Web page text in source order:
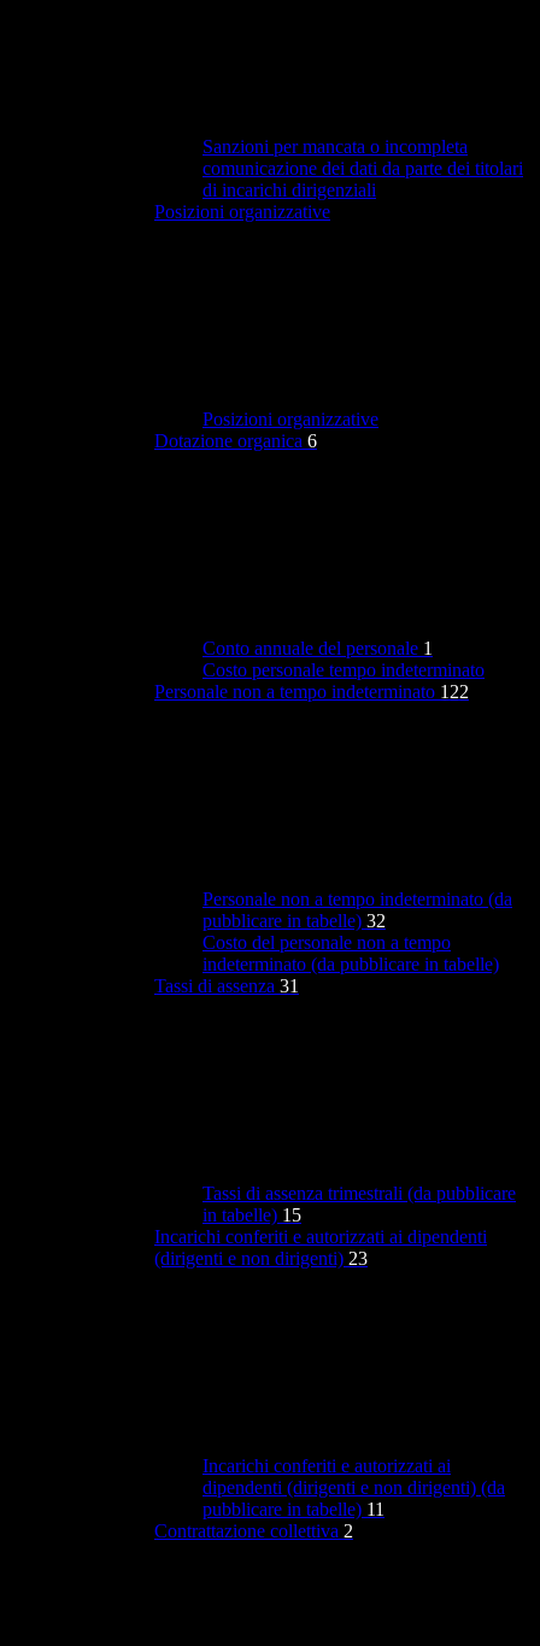
Sanzioni per mancata o incompleta
comunicazione dei dati da parte dei titolari
di incarichi dirigenziali
Posizioni organizzative
Posizioni organizzative
Dotazione organica 6
Conto annuale del personale 1
Costo personale tempo indeterminato
Personale non a tempo indeterminato 122
Personale non a tempo indeterminato (da
pubblicare in tabelle) 32
Costo del personale non a tempo
indeterminato (da pubblicare in tabelle)
Tassi di assenza 31
Tassi di assenza trimestrali (da pubblicare
in tabelle) 15
Incarichi conferiti e autorizzati ai dipendenti
(dirigenti e non dirigenti) 23
Incarichi conferiti e autorizzati ai
dipendenti (dirigenti e non dirigenti) (da
pubblicare in tabelle) 11
Contrattazione collettiva 2